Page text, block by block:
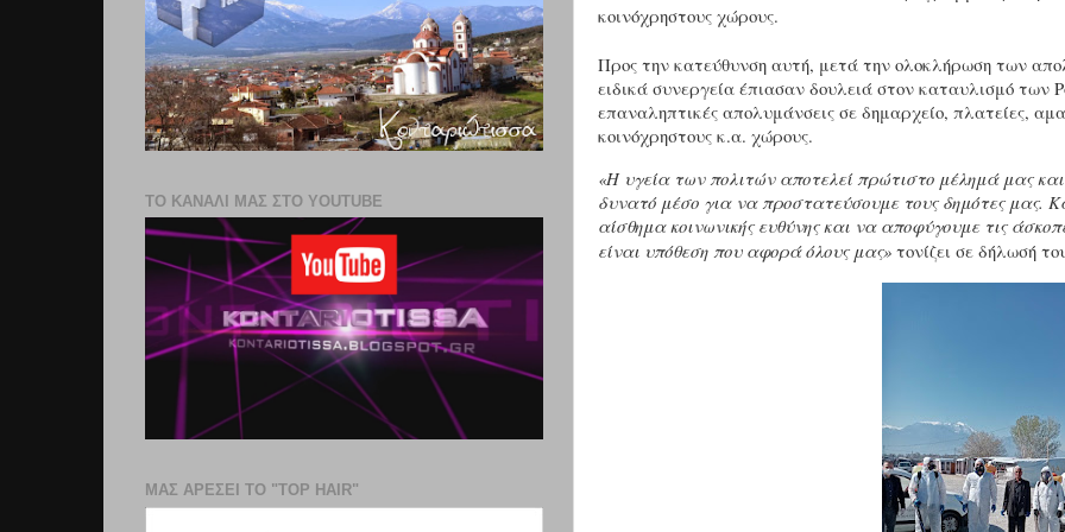
κοινόχρηστους χώρους.
Προς την κατεύθυνση αυτή, μετά την ολοκλήρωση των
ειδικά συνεργεία έπιασαν δουλειά στον καταυλισμό των
επαναληπτικές απολυμάνσεις σε δημαρχείο, πλατείες,
κοινόχρηστους κ.α. χώρους.
«Η υγεία των πολιτών αποτελεί πρώτιστο μέλημά μας
δυνατό μέσο για να προστατεύσουμε τους δημότες μας.
αίσθημα κοινωνικής ευθύνης και να αποφύγουμε τις
είναι υπόθεση που αφορά όλους μας» τονίζει σε δήλωσή
ΤΟ ΚΑΝΑΛΙ ΜΑΣ ΣΤΟ YOUTUBE
ΜΑΣ ΑΡΕΣΕΙ ΤΟ "TOP HAIR"